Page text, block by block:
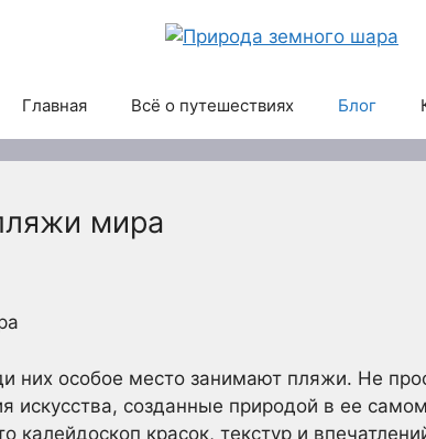
Главная Всё о путешествиях Блог
мира
них особое место занимают пляжи. Не
искусства, созданные природой в ее
калейдоскоп красок, текстур и